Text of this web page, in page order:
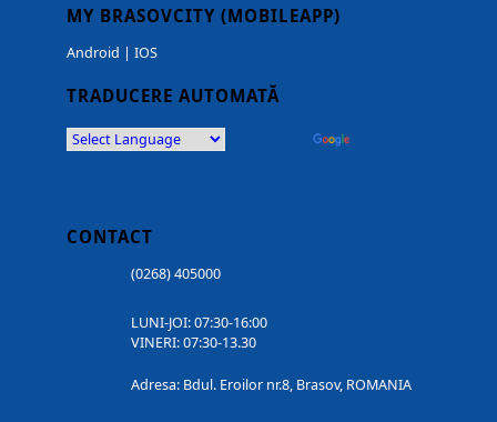
MY BRASOVCITY (MOBILEAPP)
Android | IOS
TRADUCERE AUTOMATĂ
CONTACT
(0268) 405000
LUNI-JOI: 07:30-16:00
VINERI: 07:30-13.30
Adresa: Bdul. Eroilor nr.8, Brasov, ROMANIA